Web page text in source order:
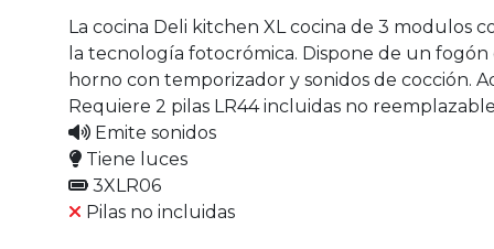
La cocina Deli kitchen XL cocina de 3 modulos
la tecnología fotocrómica. Dispone de un
horno con temporizador y sonidos de cocción.
Requiere 2 pilas LR44 incluidas no
Emite sonidos
Tiene luces
3XLR06
Pilas no incluidas